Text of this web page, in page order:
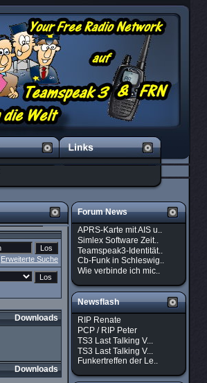
Erweiterte Suche
Downloads
Downloads
Forum News
APRS-Karte mit AIS u..
Simlex Software Zeit..
Teamspeak3-Identität..
Cb-Funk in Schleswig..
Wie verbinde ich mic..
Newsflash
RIP Renate
PCP / RIP Peter
TS3 Last Talking V...
TS3 Last Talking V...
Funkertreffen der Le..